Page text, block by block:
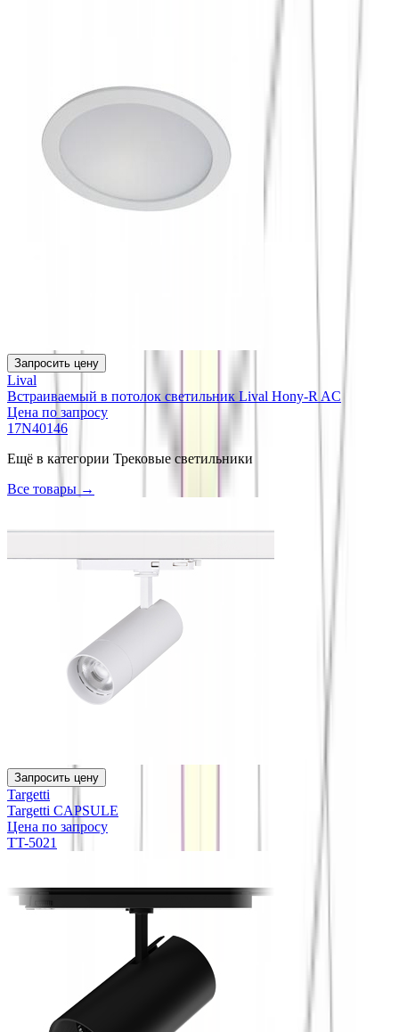
Запросить цену
Lival
Встраиваемый в потолок светильник Lival Hony-R AC
Цена по запросу
17N40146
Ещё в категории Трековые светильники
Все товары →
Запросить цену
Targetti
Targetti CAPSULE
Цена по запросу
TT-5021